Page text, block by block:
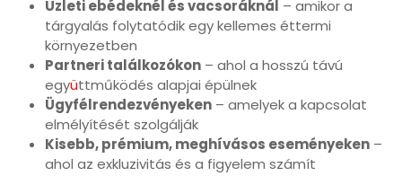
Üzleti ebédeknél és vacsoráknál – amikor a
tárgyalás folytatódik egy kellemes éttermi
környezetben
Partneri találkozókon – ahol a hosszú távú
együttműködés alapjai épülnek
Ügyfélrendezvényeken – amelyek a kapcsolat
elmélyítését szolgálják
Kisebb, prémium, meghívásos eseményeken –
ahol az exkluzivitás és a figyelem számít